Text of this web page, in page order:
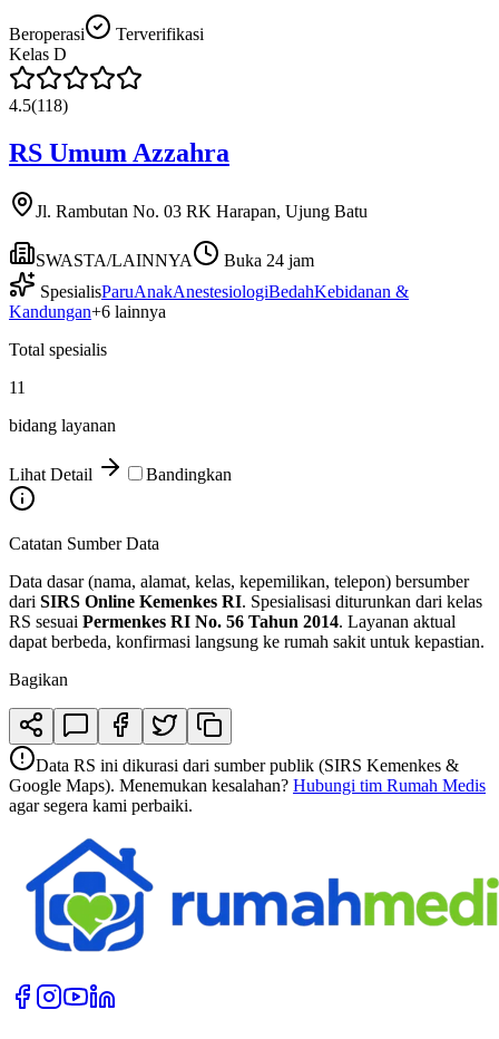
Beroperasi
Terverifikasi
Kelas D
4.5(118)
RS Umum Azzahra
Jl. Rambutan No. 03 RK Harapan, Ujung Batu
SWASTA/LAINNYA
Buka 24 jam
SpesialisParuAnakAnestesiologiBedahKebidanan &
Kandungan+6 lainnya
Total spesialis
11
bidang layanan
Lihat Detail Bandingkan
Catatan Sumber Data
Data dasar (nama, alamat, kelas, kepemilikan, telepon) bersumber
dari SIRS Online Kemenkes RI. Spesialisasi diturunkan dari kelas
RS sesuai Permenkes RI No. 56 Tahun 2014. Layanan aktual
dapat berbeda, konfirmasi langsung ke rumah sakit untuk kepastian.
Bagikan
Data RS ini dikurasi dari sumber publik (SIRS Kemenkes &
Google Maps). Menemukan kesalahan? Hubungi tim Rumah Medis
agar segera kami perbaiki.